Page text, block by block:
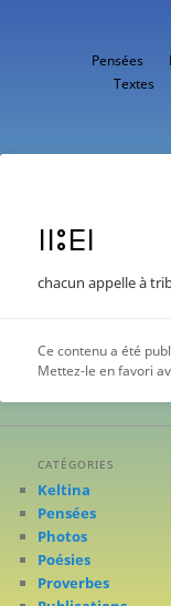
Pensées
Textes
ⵏⵏⵓⴹⵏ
chacun appelle à
Ce contenu a été
Mettez-le en favori
CATÉGORIES
Keltina
Pensées
Photos
Poésies
Proverbes